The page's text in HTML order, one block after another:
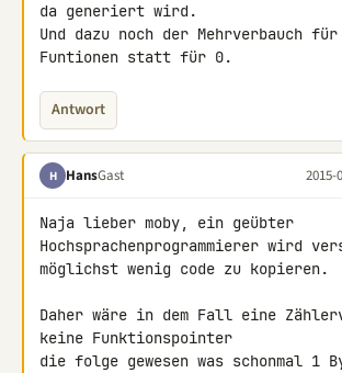
da generiert wird.
Und dazu noch der Mehrverbauch
Funtionen statt für 0.
Antwort
H HansGast 2015-
Naja lieber moby, ein geübter
Hochsprachenprogrammierer wird
möglichst wenig code zu kopieren.
Daher wäre in dem Fall eine
keine Funktionspointer
die folge gewesen was schonmal 1